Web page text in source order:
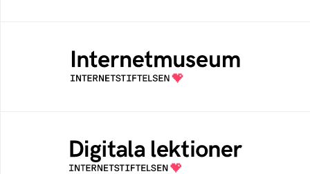
Ett digitalt museum som byggts, och kureras
av Internetstiftelsen
Öppen digital lärresurs med färdiga lektioner
för alla stadier i grundskolan